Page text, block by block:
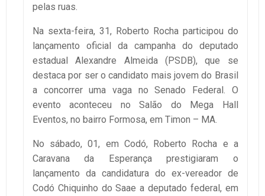
pelas ruas.
Na sexta-feira, 31, Roberto Rocha participou do
lançamento oficial da campanha do deputado
estadual Alexandre Almeida (PSDB), que se
destaca por ser o candidato mais jovem do Brasil
a concorrer uma vaga no Senado Federal. O
evento aconteceu no Salão do Mega Hall
Eventos, no bairro Formosa, em Timon – MA.
No sábado, 01, em Codó, Roberto Rocha e a
Caravana da Esperança prestigiaram o
lançamento da candidatura do ex-vereador de
Codó Chiquinho do Saae a deputado federal, em